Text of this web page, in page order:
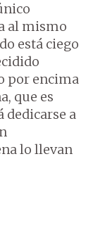
al mismo
está ciego
por encima
que es
dedicarse a
lo llevan